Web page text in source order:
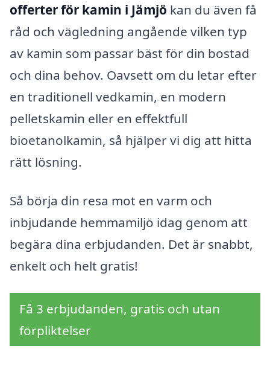
offerter för kamin i Jämjö kan du även få
råd och vägledning angående vilken typ
av kamin som passar bäst för din bostad
och dina behov. Oavsett om du letar efter
en traditionell vedkamin, en modern
pelletskamin eller en effektfull
bioetanolkamin, så hjälper vi dig att hitta
rätt lösning.
Så börja din resa mot en varm och
inbjudande hemmamiljö idag genom att
begära dina erbjudanden. Det är snabbt,
enkelt och helt gratis!
Få 3 erbjudanden, gratis och utan
förpliktelser